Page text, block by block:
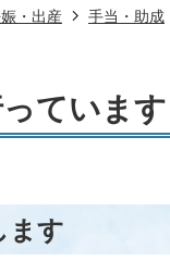
・出産 手当・助成
ています
ます